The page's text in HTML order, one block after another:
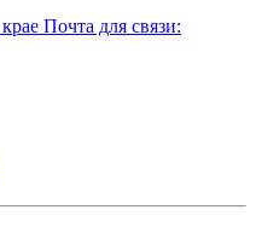
Почта для связи: